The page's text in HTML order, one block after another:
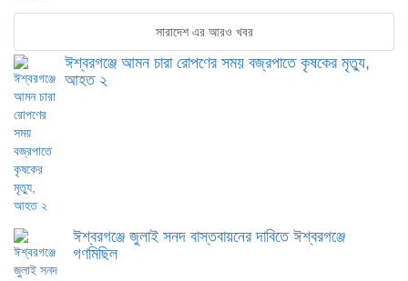
সারাদেশ এর আরও খবর
ঈশ্বরগঞ্জে আমন চারা রোপণের সময় বজ্রপাতে কৃষকের মৃত্যু,
আহত ২
ঈশ্বরগঞ্জে জুলাই সনদ বাস্তবায়নের দাবিতে ঈশ্বরগঞ্জে
গণমিছিল